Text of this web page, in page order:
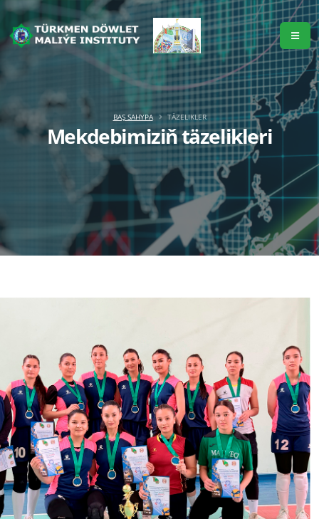
Mekdebimiziň täzelikleri
BAŞ SAHYPA TÄZELIKLER